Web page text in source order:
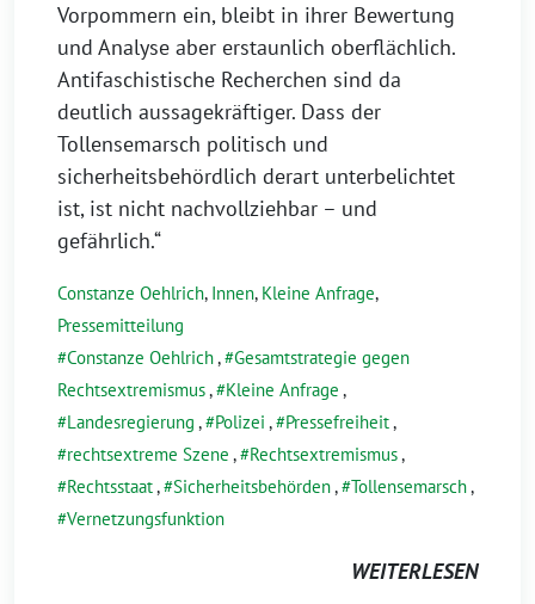
Vorpommern ein, bleibt in ihrer Bewertung
und Analyse aber erstaunlich oberflächlich.
Antifaschistische Recherchen sind da
deutlich aussagekräftiger. Dass der
Tollensemarsch politisch und
sicherheitsbehördlich derart unterbelichtet
ist, ist nicht nachvollziehbar – und
gefährlich.“
Constanze Oehlrich, Innen, Kleine Anfrage,
Pressemitteilung
Constanze Oehlrich, Gesamtstrategie gegen
Rechtsextremismus, Kleine Anfrage ,
Landesregierung , Polizei , Pressefreiheit,
rechtsextreme Szene , Rechtsextremismus,
Rechtsstaat, Sicherheitsbehörden, Tollensemarsch,
Vernetzungsfunktion
WEITERLESEN